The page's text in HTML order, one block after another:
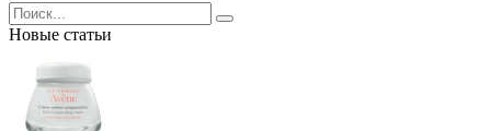
Search
for:
Новые статьи